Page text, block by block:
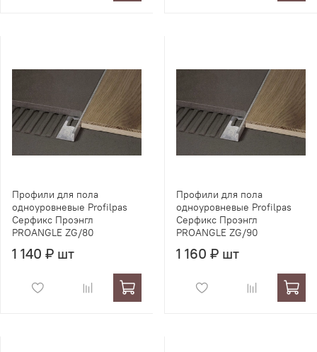
Профили для пола
одноуровневые Profilpas
Серфикс Проэнгл
PROANGLE ZG/80
1 140 ₽ шт
Профили для пола
одноуровневые Profilpas
Серфикс Проэнгл
PROANGLE ZG/90
1 160 ₽ шт